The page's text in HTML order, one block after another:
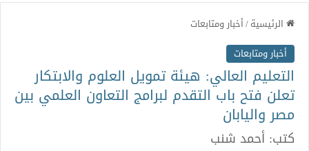
الرئيسية/أخبار ومتابعات
أخبار ومتابعات
التعليم العالي: هيئة تمويل العلوم والابتكار
تعلن فتح باب التقدم لبرامج التعاون العلمي بين
مصر واليابان
كتب: أحمد شنب